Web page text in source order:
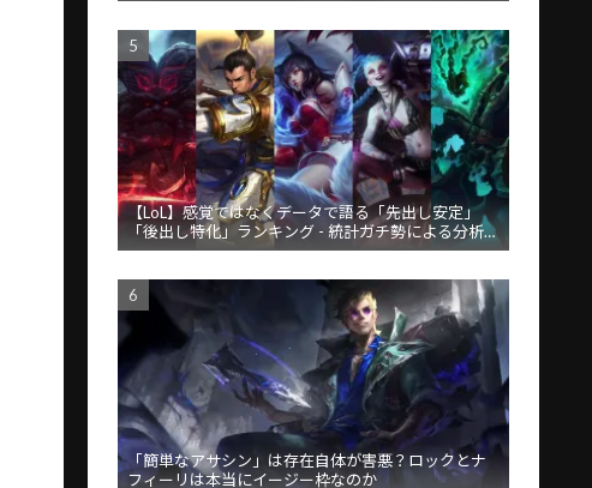
【LoL】感覚ではなくデータで語る「先出し安定」
「後出し特化」ランキング - 統計ガチ勢による分析が
話題
「簡単なアサシン」は存在自体が害悪？ロックとナ
フィーリは本当にイージー枠なのか